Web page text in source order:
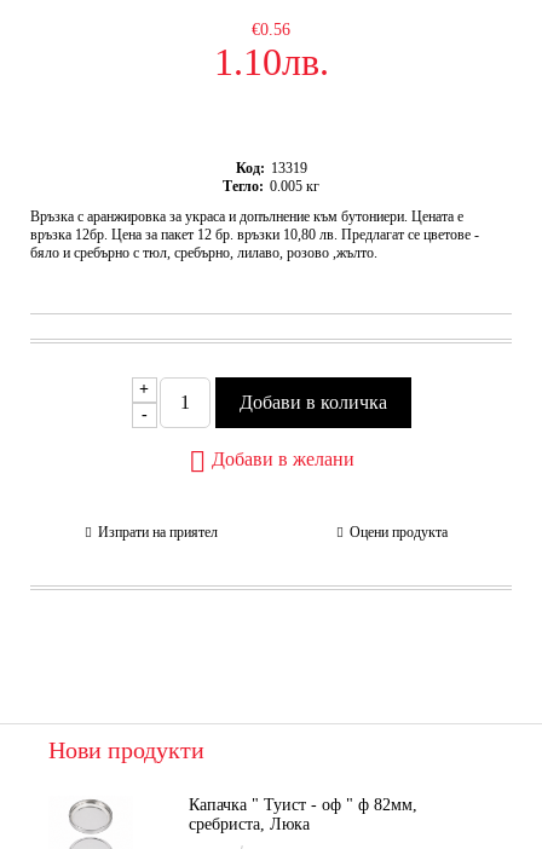
€0.56
1.10лв.
Код: 13319
Тегло: 0.005 кг
Връзка с аранжировка за украса и допълнение към бутониери. Цената е
връзка 12бр. Цена за пакет 12 бр. връзки 10,80 лв. Предлагат се цветове -
бяло и сребърно с тюл, сребърно, лилаво, розово ,жълто.
+
-
Добави в желани
Изпрати на приятел Оцени продукта
Нови продукти
Капачка " Туист - оф " ф 82мм,
сребриста, Люка